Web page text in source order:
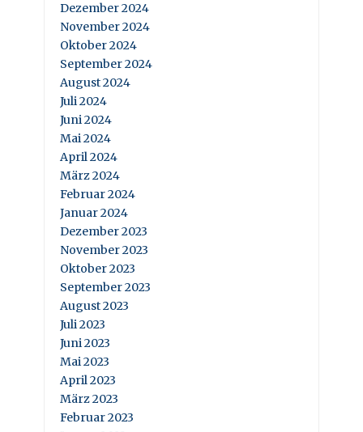
Dezember 2024
November 2024
Oktober 2024
September 2024
August 2024
Juli 2024
Juni 2024
Mai 2024
April 2024
März 2024
Februar 2024
Januar 2024
Dezember 2023
November 2023
Oktober 2023
September 2023
August 2023
Juli 2023
Juni 2023
Mai 2023
April 2023
März 2023
Februar 2023